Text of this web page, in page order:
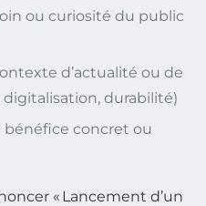
ou curiosité du public
d’actualité ou de
durabilité)
concret ou
« Lancement d’un